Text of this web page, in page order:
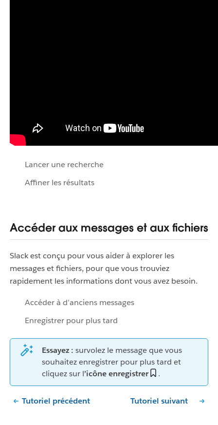
Lancer une recherche
Affiner les résultats
Accéder aux messages et aux fichiers
Slack est conçu pour vous aider à explorer les
messages et fichiers, pour que vous trouviez
rapidement les informations dont vous avez besoin.
Accéder à d’anciens messages
Enregistrer pour plus tard
Essayez : survolez le message que vous
souhaitez enregistrer pour plus tard et
cliquez sur l’icône enregistrer .
Tutoriel précédent Tutoriel suivant